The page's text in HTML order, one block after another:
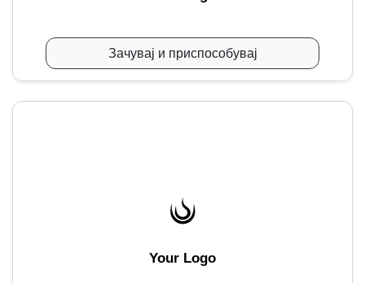
Зачувај и приспособувај
Your Logo